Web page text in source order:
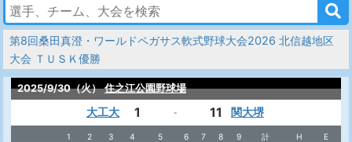
第8回桑田真澄・ワールドペガサス軟式野球大会2026 北信越地区
大会 ＴＵＳＫ優勝
2025/9/30（火） 住之江公園野球場
大工大 1 - 11 関大堺
1 2 3 4 5 6 7 8 9 計 H E